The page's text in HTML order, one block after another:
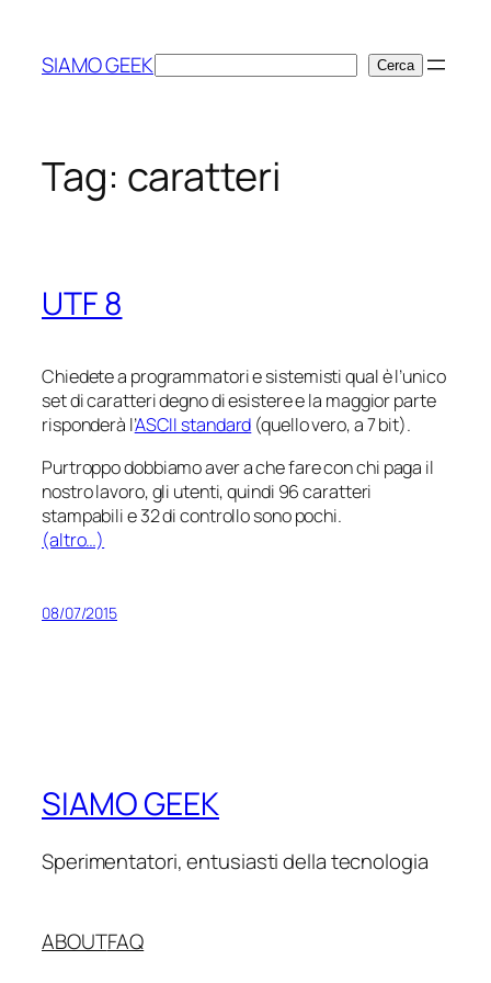
contenuto
SIAMO GEEKCerca Cerca
Tag: caratteri
UTF 8
Chiedete a programmatori e sistemisti qual è l’unico
set di caratteri degno di esistere e la maggior parte
risponderà l’ASCII standard (quello vero, a 7 bit).
Purtroppo dobbiamo aver a che fare con chi paga il
nostro lavoro, gli utenti, quindi 96 caratteri
stampabili e 32 di controllo sono pochi.
(altro…)
08/07/2015
SIAMO GEEK
Sperimentatori, entusiasti della tecnologia
ABOUTFAQ